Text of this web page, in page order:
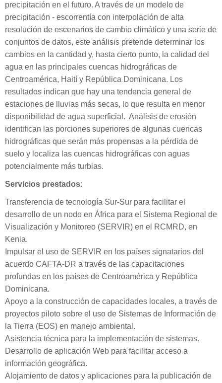
precipitación en el futuro. A través de un modelo de
precipitación - escorrentía con interpolación de alta
resolución de escenarios de cambio climático y una serie de
conjuntos de datos, este análisis pretende determinar los
cambios en la cantidad y, hasta cierto punto, la calidad del
agua en las principales cuencas hidrográficas de
Centroamérica, Haití y República Dominicana. Los
resultados indican que hay una tendencia general de
estaciones de lluvias más secas, lo que resulta en menor
disponibilidad de agua superficial. Análisis de erosión
identifican las porciones superiores de algunas cuencas
hidrográficas que serán más propensas a la pérdida de
suelo y localiza las cuencas hidrográficas con aguas
potencialmente más turbias.
Servicios prestados:
Transferencia de tecnología Sur-Sur para facilitar el
desarrollo de un nodo en África para el Sistema Regional de
Visualización y Monitoreo (SERVIR) en el RCMRD, en
Kenia.
Impulsar el uso de SERVIR en los países signatarios del
acuerdo CAFTA-DR a través de las capacitaciones
profundas en los países de Centroamérica y República
Dominicana.
Apoyo a la construcción de capacidades locales, a través de
proyectos piloto sobre el uso de Sistemas de Información de
la Tierra (EOS) en manejo ambiental.
Asistencia técnica para la implementación de sistemas.
Desarrollo de aplicación Web para facilitar acceso a
información geográfica.
Alojamiento de datos y aplicaciones para la publicación de